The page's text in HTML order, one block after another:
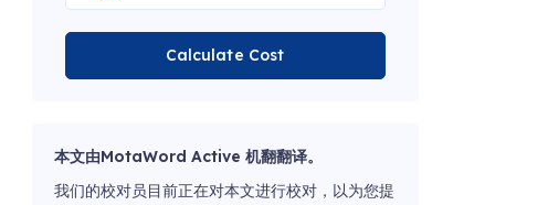
Calculate Cost
本文由MotaWord Active 机翻翻译。
我们的校对员目前正在对本文进行校对，以为您提